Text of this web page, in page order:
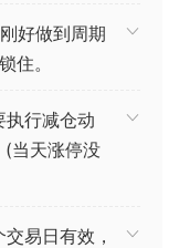
好做到周期
住。
执行减仓动
(当天涨停没
易日有效，